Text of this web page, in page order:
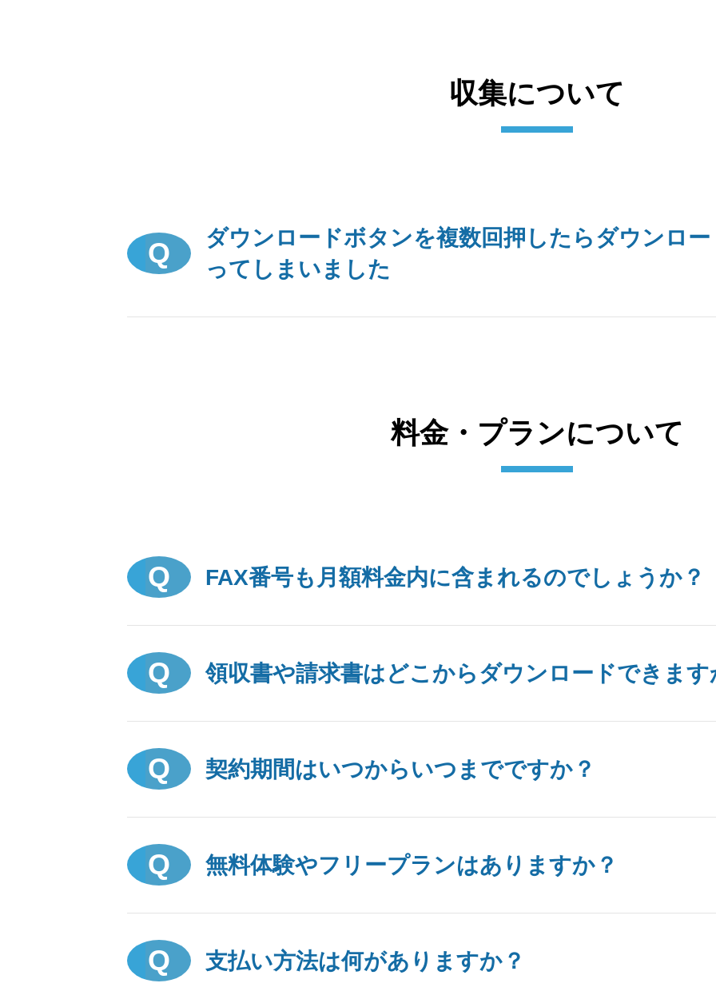
収集について
ダウンロードボタンを複数回押したらダウンロ
ってしまいました
料金・プランについて
FAX番号も月額料金内に含まれるのでしょうか？
領収書や請求書はどこからダウンロードできます
契約期間はいつからいつまでですか？
無料体験やフリープランはありますか？
支払い方法は何がありますか？